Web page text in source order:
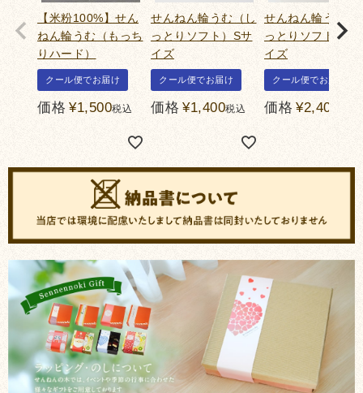
【米粉100%】せん
ねん輪うむ（もっち
りハード）
クール便でお届け
価格 ¥1,500税込
せんねん輪うむ（し
っとりソフト）Sサ
イズ
クール便でお届け
価格 ¥1,400税込
せんねん輪うむ（
っとりソフト）M
イズ
クール便でお届け
価格 ¥2,400